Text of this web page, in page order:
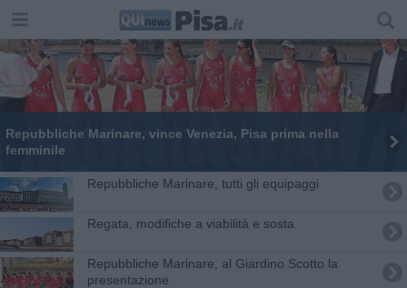
Repubbliche Marinare, vince Venezia, Pisa prima nella
femminile
Repubbliche Marinare, tutti gli equipaggi
Regata, modifiche a viabilità e sosta
Repubbliche Marinare, al Giardino Scotto la
presentazione